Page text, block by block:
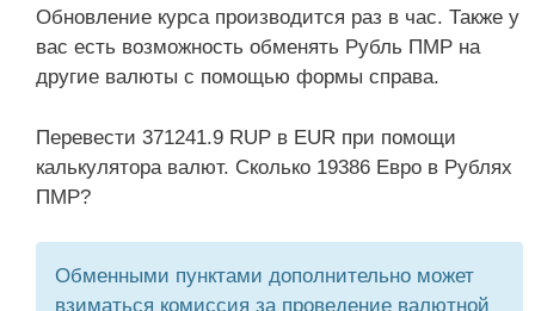
Обновление курса производится раз в час. Также у
вас есть возможность обменять Рубль ПМР на
другие валюты с помощью формы справа.
Перевести 371241.9 RUP в EUR при помощи
калькулятора валют. Сколько 19386 Евро в Рублях
ПМР?
Обменными пунктами дополнительно может
взиматься комиссия за проведение валютной